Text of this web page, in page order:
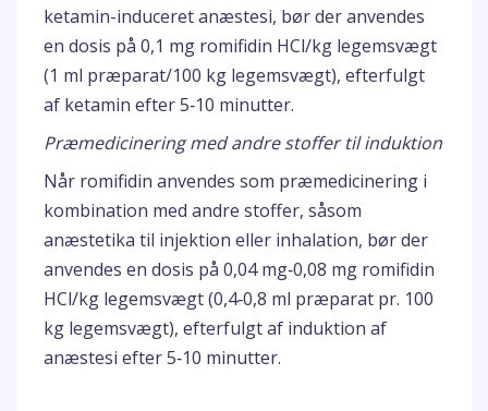
ketamin-induceret anæstesi, bør der anvendes
en dosis på 0,1 mg romifidin HCl/kg legemsvægt
(1 ml præparat/100 kg legemsvægt), efterfulgt
af ketamin efter 5‑10 minutter.
Præmedicinering med andre stoffer til induktion
Når romifidin anvendes som præmedicinering i
kombination med andre stoffer, såsom
anæstetika til injektion eller inhalation, bør der
anvendes en dosis på 0,04 mg‑0,08 mg romifidin
HCl/kg legemsvægt (0,4‑0,8 ml præparat pr. 100
kg legemsvægt), efterfulgt af induktion af
anæstesi efter 5‑10 minutter.